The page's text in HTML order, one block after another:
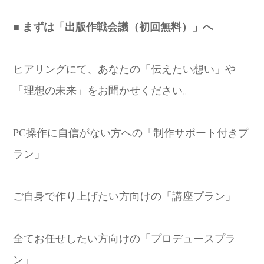
■ まずは「出版作戦会議（初回無料）」へ
ヒアリングにて、あなたの「伝えたい想い」や
「理想の未来」をお聞かせください。
PC操作に自信がない方への「制作サポート付きプ
ラン」
ご自身で作り上げたい方向けの「講座プラン」
全てお任せしたい方向けの「プロデュースプラ
ン」